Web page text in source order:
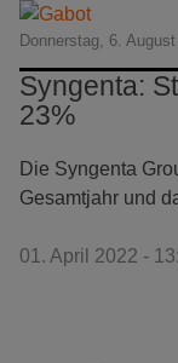
Donnerstag, 6.
Syngenta:
23%
Die Syngenta
Gesamtjahr und
01. April 2022 -